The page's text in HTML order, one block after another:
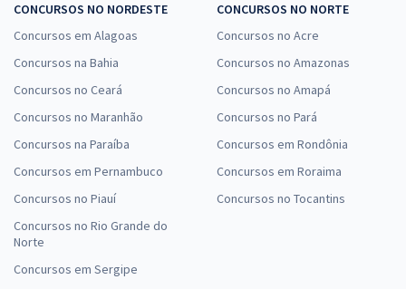
CONCURSOS NO NORDESTE
Concursos em Alagoas
Concursos na Bahia
Concursos no Ceará
Concursos no Maranhão
Concursos na Paraíba
Concursos em Pernambuco
Concursos no Piauí
Concursos no Rio Grande do
Norte
Concursos em Sergipe
CONCURSOS NO NORTE
Concursos no Acre
Concursos no Amazonas
Concursos no Amapá
Concursos no Pará
Concursos em Rondônia
Concursos em Roraima
Concursos no Tocantins